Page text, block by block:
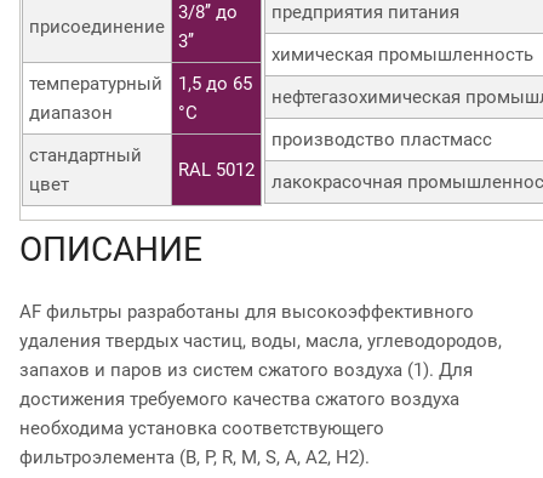
присоединение
3/8’’ до
3’’
температурный
диапазон
1,5 до 65
°C
стандартный
цвет
RAL 5012
предприятия питания
химическая промышленность
нефтегазохимическая
производство пластмасс
лакокрасочная
ОПИСАНИЕ
AF фильтры разработаны для высокоэффективного
удаления твердых частиц, воды, масла, углеводородов,
запахов и паров из систем сжатого воздуха (1). Для
достижения требуемого качества сжатого воздуха
необходима установка соответствующего
фильтроэлемента (B, P, R, M, S, A, A2, H2).